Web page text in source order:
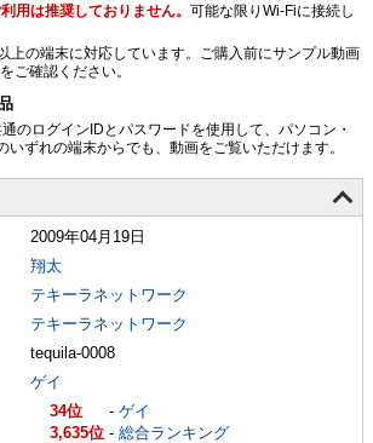
用は推奨しておりません。 可能な限りWi-Fiに接続し
上の端末に対応しています。ご購入前にサンプル動画
ご確認ください。
のログインIDとパスワードを使用して、パソコン・
いずれの端末からでも、動画をご覧いただけます。
2009年04月19日
翔太
テキーラネットワーク
テキーラネットワーク
tequila-0008
ゲイ
34 - ゲイ
3,635
- 総合ランキング